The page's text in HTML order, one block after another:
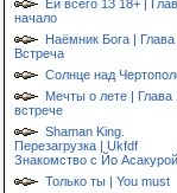
Ей всего 13 18+ |
начало
Наёмник Бога | Глава
Встреча
Солнце над
Мечты о лете | Глава
встрече
Shaman King.
Перезагрузка | Ukfdf
Знакомство с Йо Асакурой
Только ты | You must